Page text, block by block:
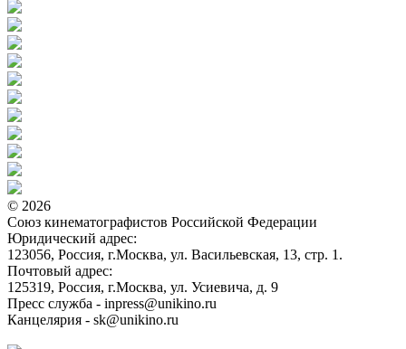
© 2026
Союз кинематографистов Российской Федерации
Юридический адрес:
123056, Россия, г.Москва, ул. Васильевская, 13, стр. 1.
Почтовый адрес:
125319, Россия, г.Москва, ул. Усиевича, д. 9
Пресс служба - inpress@unikino.ru
Канцелярия - sk@unikino.ru